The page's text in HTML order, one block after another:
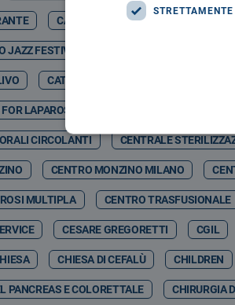
CARMELO DI GIORGIO
JAZZ FESTIVAL CASTELBUONO JAZZ
CATETERE TETRAPOLARE
LAPAROSCOPIC & ROBOTIC SURGERY &
CIRCOLANTI CENTRALE
CENTRO MONZINO MILANO
MULTIPLA CENTRO TRASFUSIONALE
CESARE GREGORETTI CGIL
CHIESA DI CEFALÙ CHILDREN
PANCREAS E COLORETTALE CHIRURGIA